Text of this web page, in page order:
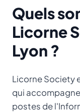
Quels
Licorne
Lyon ?
Licorne Society
qui
postes de